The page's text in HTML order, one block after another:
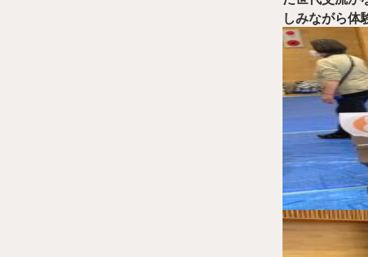
しみながら体